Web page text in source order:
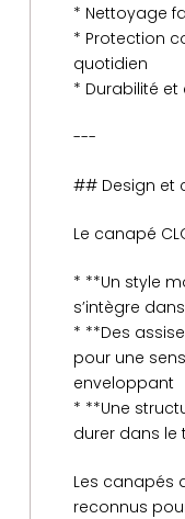
* Nettoyage
* Protection
quotidien
* Durabilité et
---
## Design et
Le canapé
* **Un style
s’intègre
* **Des
pour une
enveloppant
* **Une
durer dans le
Les canapés
reconnus